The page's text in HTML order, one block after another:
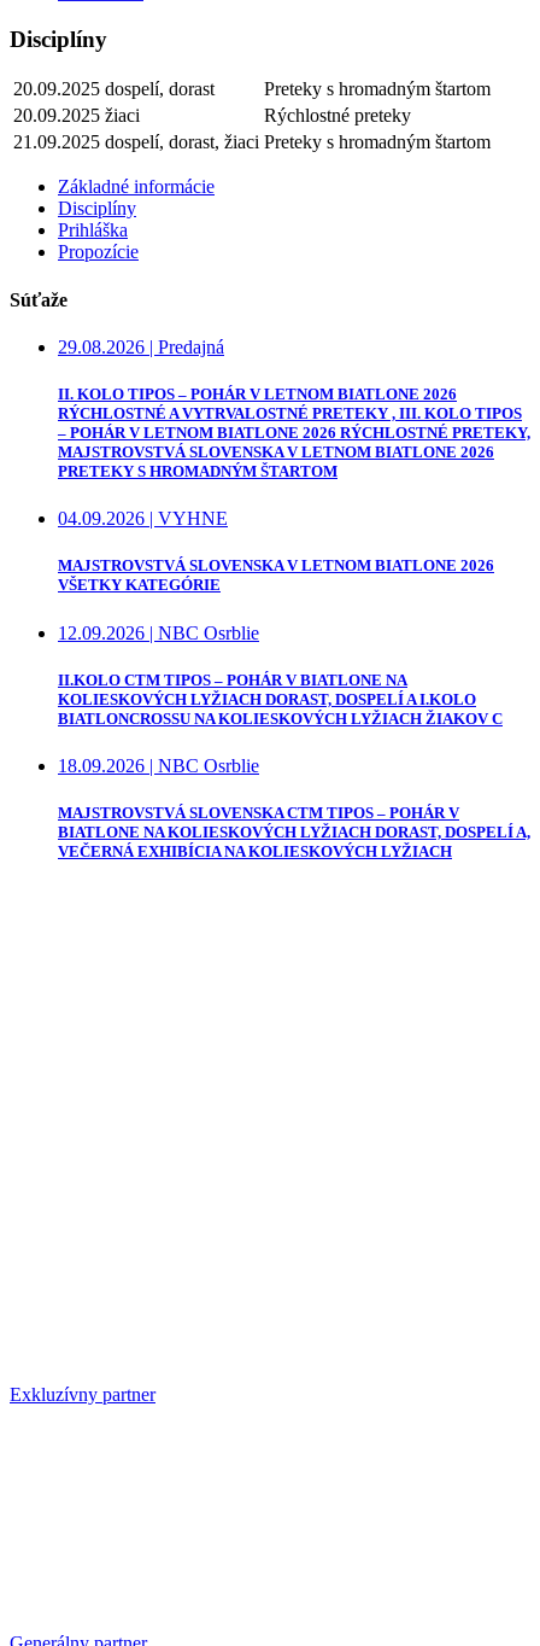
Disciplíny
20.09.2025 dospelí, dorast
Preteky s hromadným štartom
20.09.2025 žiaci
Rýchlostné preteky
21.09.2025 dospelí, dorast, žiaci Preteky s hromadným štartom
Základné informácie
Disciplíny
Prihláška
Propozície
Súťaže
29.08.2026 | Predajná
II. KOLO TIPOS – POHÁR V LETNOM BIATLONE 2026
RÝCHLOSTNÉ A VYTRVALOSTNÉ PRETEKY , III. KOLO TIPOS
– POHÁR V LETNOM BIATLONE 2026 RÝCHLOSTNÉ PRETEKY,
MAJSTROVSTVÁ SLOVENSKA V LETNOM BIATLONE 2026
PRETEKY S HROMADNÝM ŠTARTOM
04.09.2026 | VYHNE
MAJSTROVSTVÁ SLOVENSKA V LETNOM BIATLONE 2026
VŠETKY KATEGÓRIE
12.09.2026 | NBC Osrblie
II.KOLO CTM TIPOS – POHÁR V BIATLONE NA
KOLIESKOVÝCH LYŽIACH DORAST, DOSPELÍ A I.KOLO
BIATLONCROSSU NA KOLIESKOVÝCH LYŽIACH ŽIAKOV C
18.09.2026 | NBC Osrblie
MAJSTROVSTVÁ SLOVENSKA CTM TIPOS – POHÁR V
BIATLONE NA KOLIESKOVÝCH LYŽIACH DORAST, DOSPELÍ A,
VEČERNÁ EXHIBÍCIA NA KOLIESKOVÝCH LYŽIACH
Exkluzívny partner